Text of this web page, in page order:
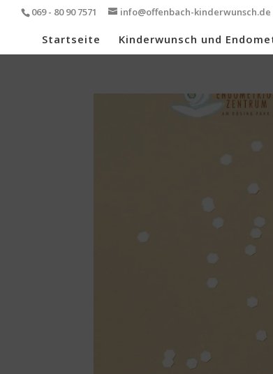
069 - 80 90 7571 info@offenbach-kinderwunsch.de
Startseite Kinderwunsch und